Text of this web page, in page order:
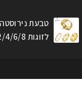
טבעת
לזוגות 2/4/6/8 מ״מ